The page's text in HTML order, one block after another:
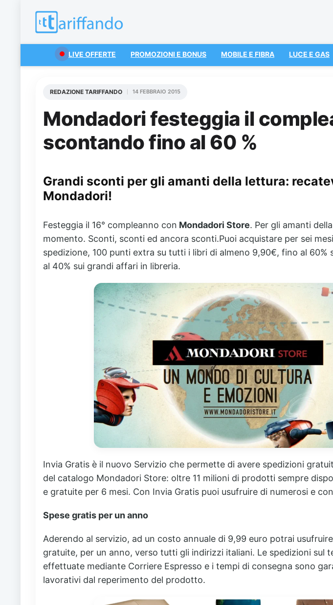
LIVE OFFERTE PROMOZIONI E BONUS MOBILE E FIBRA LUCE E GAS
Mondadori festeggia il
scontando fino al 60 %
REDAZIONE TARIFFANDO 14 FEBBRAIO 2015
Grandi sconti per gli amanti della lettura:
Mondadori!
Festeggia il 16° compleanno con Mondadori Store. Per gli amanti
momento. Sconti, sconti ed ancora sconti.Puoi acquistare per sei
spedizione, 100 punti extra su tutti i libri di almeno 9,90€, fino al 60%
al 40% sui grandi affari in libreria.
Invia Gratis è il nuovo Servizio che permette di avere spedizioni
del catalogo Mondadori Store: oltre 11 milioni di prodotti sempre
e gratuite per 6 mesi. Con Invia Gratis puoi usufruire di numerosi e
Spese gratis per un anno
Aderendo al servizio, ad un costo annuale di 9,99 euro potrai
gratuite, per un anno, verso tutti gli indirizzi italiani. Le spedizioni sul
effettuate mediante Corriere Espresso e i tempi di consegna sono
lavorativi dal reperimento del prodotto.